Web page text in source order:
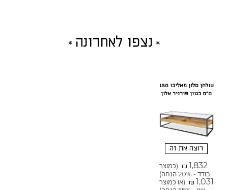
נצפו לאחרונה
שולחן סלון מאליבו 150
ס"מ בגוון פורניר אלון
רוצה את זה
₪ 1,832
(כמוצר
בודד - 20% הנחה)
₪ 1,031
(או כמוצר